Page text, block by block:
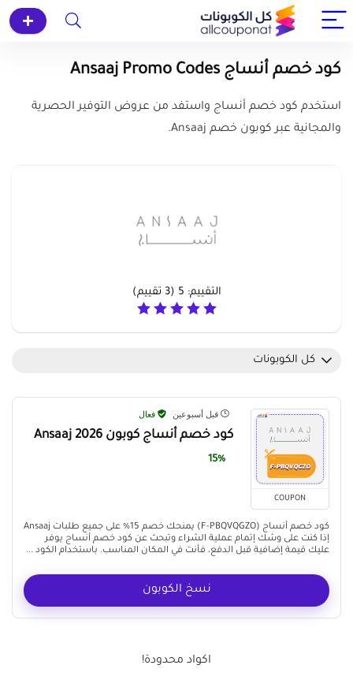
كود خصم أنساج Ansaaj Promo Codes
استخدم كود خصم أنساج واستفد من عروض التوفير الحصرية
والمجانية عبر كوبون خصم Ansaaj.
التقييم: 5
(
3 تقييم)
كل الكوبونات
COUPON
قبل أسبوعين فعال
كود خصم أنساج كوبون Ansaaj 2026
15%
كود خصم أنساج (F-PBQVQGZO) يمنحك خصم 15% على جميع طلبات Ansaaj
إذا كنت على وشك إتمام عملية الشراء وتبحث عن كود خصم أنساج يوفر
عليك قيمة إضافية قبل الدفع، فأنت في المكان المناسب. باستخدام الكود ...
نسخ الكوبون
اكواد محدودة!